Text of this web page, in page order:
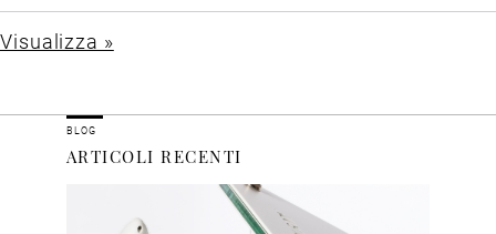
Visualizza »
BLOG
ARTICOLI RECENTI